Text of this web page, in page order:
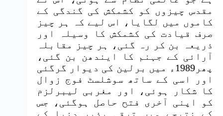
مقدس چیزوں کو کشمکش کی گندگی کے
کاموں میں لگایا، اس لیے کہ ہر چیز
صرف قیادت کی کشمکش کا وسیلہ اور
ذریعہ بن کر رہ گئی، ہر چیز مقابلہ
آرائی کے جہنم کا ایندھن بن گئی،
پھر1989ء میں برلین کی دیوار گرگئی
اور اسی کے ساتھ سوشلسٹ فوج زوال
کا شکار ہوئی، اور مغربی لیبرلزم
کو اپنی آخری فتح حاصل ہوگئی، جس
کے نتیجے میں ترقی پذیر دنیا کے